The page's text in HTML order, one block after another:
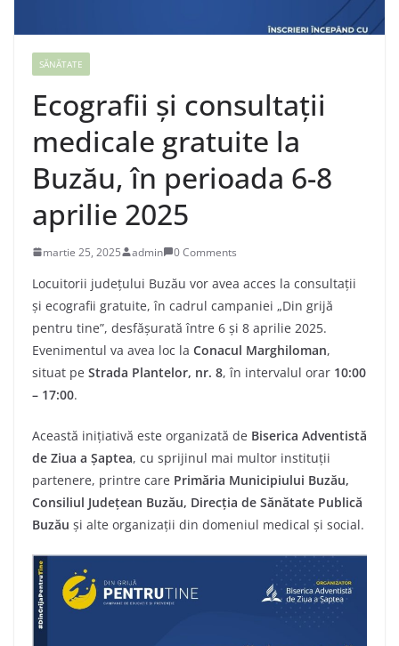
SĂNĂTATE
Ecografii și consultații
medicale gratuite la
Buzău, în perioada 6-8
aprilie 2025
martie 25, 2025 admin 0 Comments
Locuitorii județului Buzău vor avea acces la consultații
și ecografii gratuite, în cadrul campaniei „Din grijă
pentru tine”, desfășurată între 6 și 8 aprilie 2025.
Evenimentul va avea loc la Conacul Marghiloman,
situat pe Strada Plantelor, nr. 8, în intervalul orar 10:00
– 17:00.
Această inițiativă este organizată de Biserica Adventistă
de Ziua a Șaptea, cu sprijinul mai multor instituții
partenere, printre care Primăria Municipiului Buzău,
Consiliul Județean Buzău, Direcția de Sănătate Publică
Buzău și alte organizații din domeniul medical și social.